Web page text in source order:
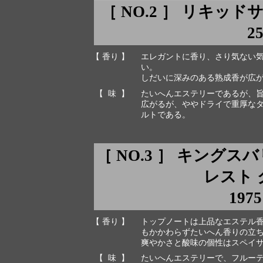
［ NO.2 ］ リキッド
【 香り 】
エレガントに香り、さり気ない
い。
しだいに深みのある熟成香が広
【 味 】
たいへんエステリーであるが、
広がるが、ややドライで重厚な
ルトである。
［ NO.3 ］ キングス
レスト
【 香り 】
トップノートは上品なエステル
もかかわらずたいへん香りの立
爽やかさと酸味の個性はスペイ
【 味 】
たいへんエステリーで、フルー